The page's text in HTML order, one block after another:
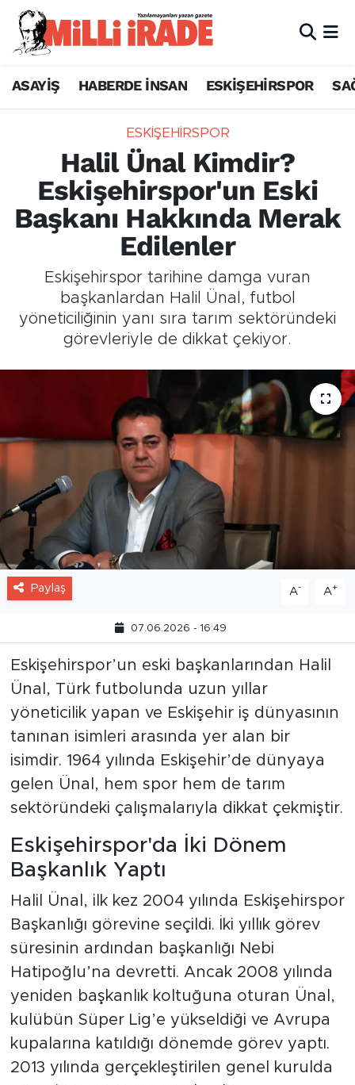
ASAYİŞ HABERDE İNSAN ESKİŞEHİRSPOR
ESKİŞEHİRSPOR
Halil Ünal Kimdir?
Eskişehirspor'un Eski
Başkanı Hakkında Merak
Edilenler
Eskişehirspor tarihine damga vuran
başkanlardan Halil Ünal, futbol
yöneticiliğinin yanı sıra tarım sektöründeki
görevleriyle de dikkat çekiyor.
Paylaş A- A+
07.06.2026 - 16:49
Eskişehirspor’un eski başkanlarından Halil
Ünal, Türk futbolunda uzun yıllar
yöneticilik yapan ve Eskişehir iş dünyasının
tanınan isimleri arasında yer alan bir
isimdir. 1964 yılında Eskişehir’de dünyaya
gelen Ünal, hem spor hem de tarım
sektöründeki çalışmalarıyla dikkat çekmiştir.
Eskişehirspor'da İki Dönem
Başkanlık Yaptı
Halil Ünal, ilk kez 2004 yılında Eskişehirspor
Başkanlığı görevine seçildi. İki yıllık görev
süresinin ardından başkanlığı Nebi
Hatipoğlu’na devretti. Ancak 2008 yılında
yeniden başkanlık koltuğuna oturan Ünal,
kulübün Süper Lig’e yükseldiği ve Avrupa
kupalarına katıldığı dönemde görev yaptı.
2013 yılında gerçekleştirilen genel kurulda